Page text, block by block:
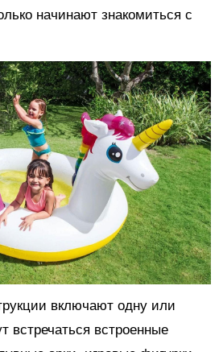
начинают знакомиться с
включают одну или
встречаться встроенные